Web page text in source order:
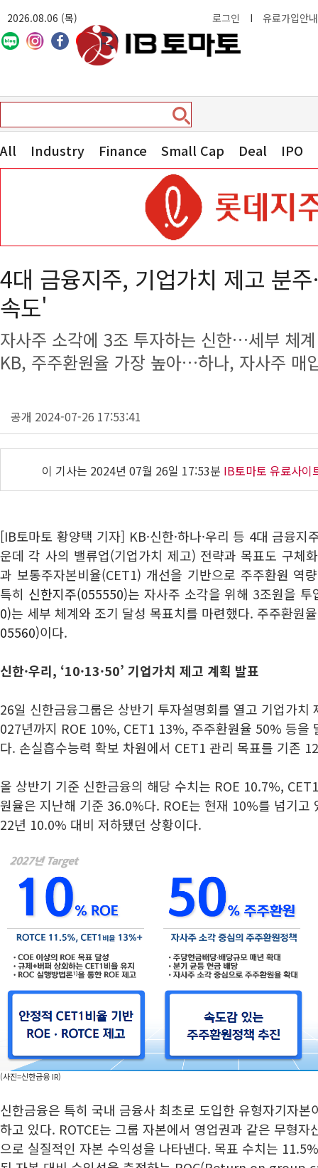
2026.08.06 (목) 로그인 I 유료가입안내
All Industry Finance Small Cap Deal IPO
4대 금융지주, 기업가치 제고 분
속도'
자사주 소각에 3조 투자하는 신한…세부 체
KB, 주주환원율 가장 높아…하나, 자사주 매
공개 2024-07-26 17:53:41
이 기사는 2024년 07월 26일 17:53분 IB토마토 유료사이
[IB토마토 황양택 기자] KB·신한·하나·우리 등 4대 금융지
운데 각 사의 밸류업(기업가치 제고) 전략과 목표도 구체
과 보통주자본비율(CET1) 개선을 기반으로 주주환원 역
특히 신한지주(055550)는 자사주 소각을 위해 3조원을
0)는 세부 체계와 조기 달성 목표치를 마련했다. 주주환원
05560)이다.
신한·우리, ‘10·13·50’ 기업가치 제고 계획 발표
26일 신한금융그룹은 상반기 투자설명회를 열고 기업가치
027년까지 ROE 10%, CET1 13%, 주주환원율 50% 등을
다. 손실흡수능력 확보 차원에서 CET1 관리 목표를 기존
올 상반기 기준 신한금융의 해당 수치는 ROE 10.7%,
원율은 지난해 기준 36.0%다. ROE는 현재 10%를 넘기고
22년 10.0% 대비 저하됐던 상황이다.
(사진=신한금융 IR)
신한금융은 특히 국내 금융사 최초로 도입한 유형자기자본
하고 있다. ROTCE는 그룹 자본에서 영업권과 같은 무형자
으로 실질적인 자본 수익성을 나타낸다. 목표 수치는